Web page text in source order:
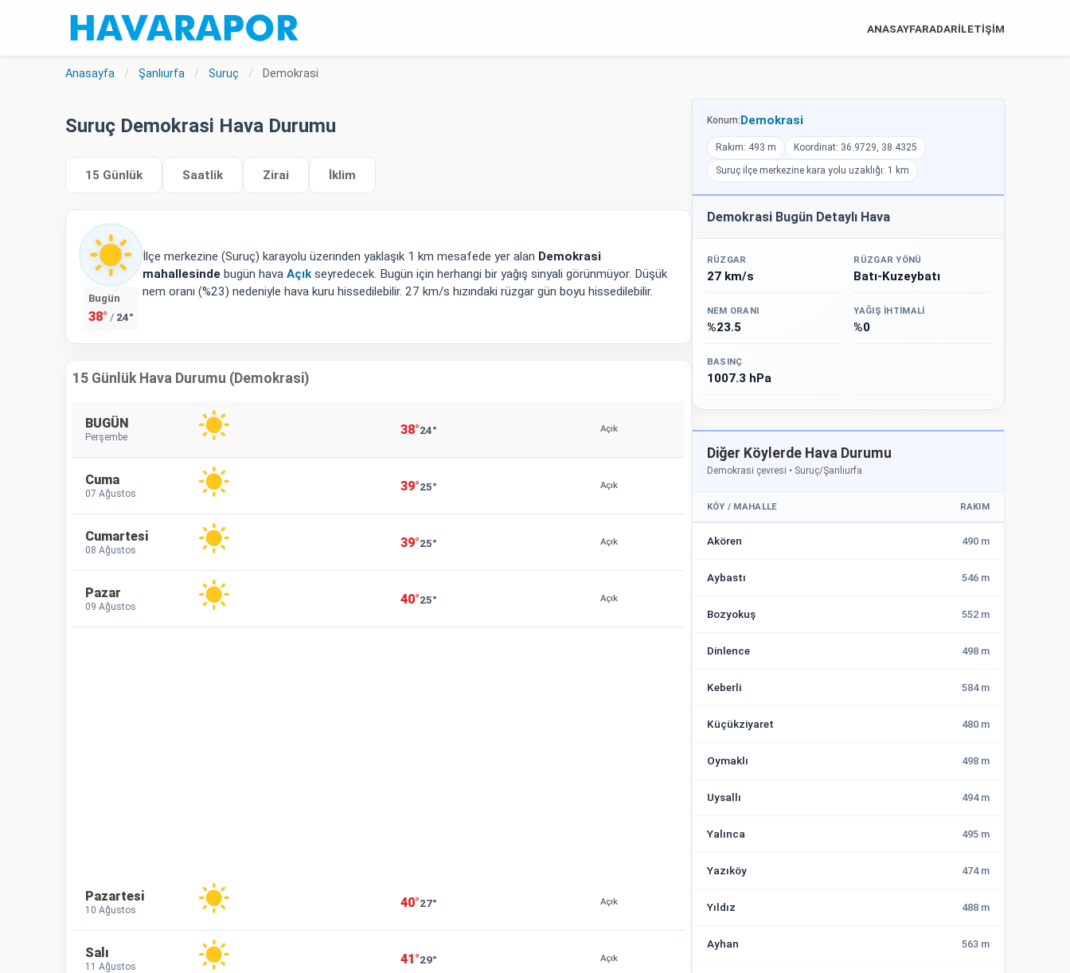
ANASAYFARADARİLETİŞİM
Anasayfa / Şanlıurfa / Suruç / Demokrasi
Suruç Demokrasi Hava Durumu
15 Günlük Saatlik Zirai İklim
Bugün
38° / 24°
İlçe merkezine (Suruç) karayolu üzerinden yaklaşık 1 km mesafede yer alan Demokrasi
mahallesinde bugün hava Açık seyredecek. Bugün için herhangi bir yağış sinyali görünmüyor. Düşük
nem oranı (%23) nedeniyle hava kuru hissedilebilir. 27 km/s hızındaki rüzgar gün boyu hissedilebilir.
15 Günlük Hava Durumu (Demokrasi)
BUGÜN
Perşembe 38°24° Açık
Cuma
07 Ağustos 39°25° Açık
Cumartesi
08 Ağustos 39°25° Açık
Pazar
09 Ağustos 40°25° Açık
Pazartesi
10 Ağustos 40°27° Açık
Salı
11 Ağustos 41°29° Açık
Konum:Demokrasi
Rakım: 493 m Koordinat: 36.9729, 38.4325
Suruç ilçe merkezine kara yolu uzaklığı: 1 km
Demokrasi Bugün Detaylı Hava
RÜZGAR
27 km/s
RÜZGAR YÖNÜ
Batı-Kuzeybatı
NEM ORANI
%23.5
YAĞIŞ İHTIMALI
%0
BASINÇ
1007.3 hPa
Diğer Köylerde Hava Durumu
Demokrasi çevresi • Suruç/Şanlıurfa
KÖY / MAHALLE RAKIM
Akören 490 m
Aybastı 546 m
Bozyokuş 552 m
Dinlence 498 m
Keberli 584 m
Küçükziyaret 480 m
Oymaklı 498 m
Uysallı 494 m
Yalınca 495 m
Yazıköy 474 m
Yıldız 488 m
Ayhan 563 m